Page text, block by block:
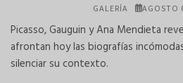
GALERÍA AGOSTO
Picasso, Gauguin y Ana Mendieta
afrontan hoy las biografías
silenciar su contexto.